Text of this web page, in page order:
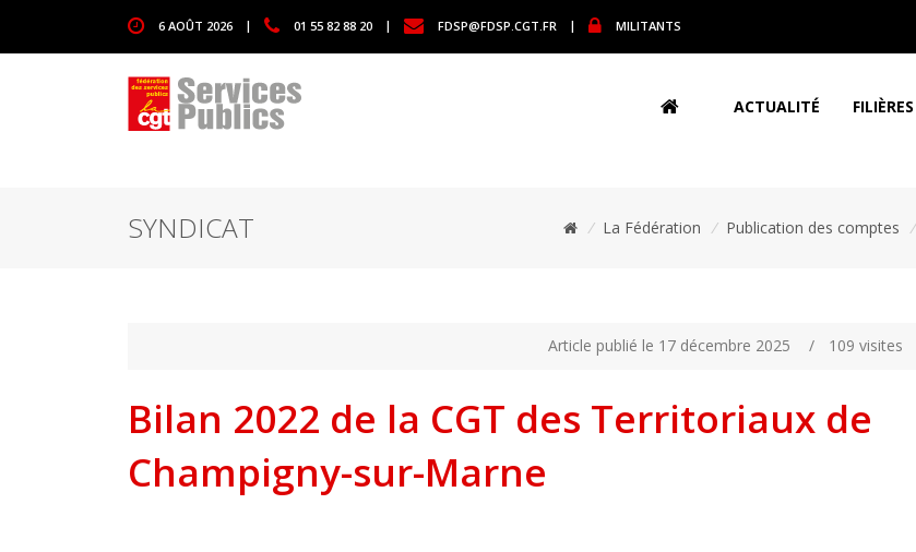
6 AOÛT 2026 | 01 55 82 88 20 | FDSP@FDSP.CGT.FR | MILITANTS
ACTUALITÉ FILIÈRES
SYNDICAT / La Fédération / Publication des comptes /
Article publié le 17 décembre 2025 / 109 visites
Bilan 2022 de la CGT des Territoriaux de
Champigny-sur-Marne